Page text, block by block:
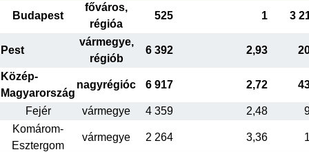
Budapest
főváros,
régióa
525 1 3
Pest
vármegye,
régiób
6 392 2,93
Közép-
Magyarország
nagyrégióc 6 917 2,72
Fejér vármegye 4 359 2,48
Komárom-
Esztergom
vármegye 2 264 3,36